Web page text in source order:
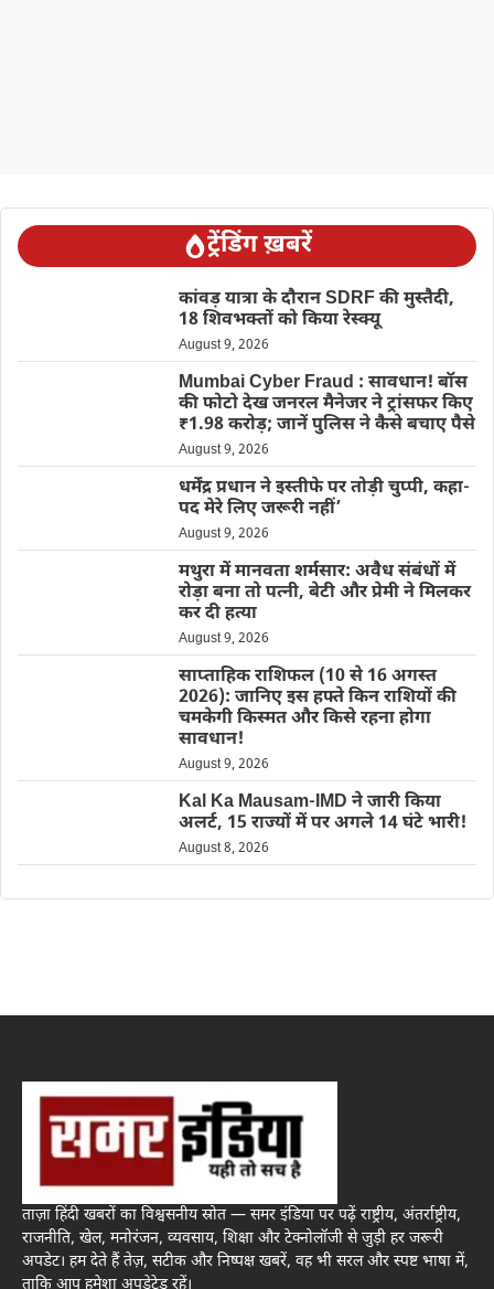
ट्रेंडिंग ख़बरें
कांवड़ यात्रा के दौरान SDRF की मुस्तैदी,
18 शिवभक्तों को किया रेस्क्यू
August 9, 2026
Mumbai Cyber Fraud : सावधान! बॉस
की फोटो देख जनरल मैनेजर ने ट्रांसफर किए
₹1.98 करोड़; जानें पुलिस ने कैसे बचाए पैसे
August 9, 2026
धर्मेंद्र प्रधान ने इस्तीफे पर तोड़ी चुप्पी, कहा-
पद मेरे लिए जरूरी नहीं’
August 9, 2026
मथुरा में मानवता शर्मसार: अवैध संबंधों में
रोड़ा बना तो पत्नी, बेटी और प्रेमी ने मिलकर
कर दी हत्या
August 9, 2026
साप्ताहिक राशिफल (10 से 16 अगस्त
2026): जानिए इस हफ्ते किन राशियों की
चमकेगी किस्मत और किसे रहना होगा
सावधान!
August 9, 2026
Kal Ka Mausam-IMD ने जारी किया
अलर्ट, 15 राज्यों में पर अगले 14 घंटे भारी!
August 8, 2026
ताज़ा हिंदी खबरों का विश्वसनीय स्रोत — समर इंडिया पर पढ़ें राष्ट्रीय, अंतर्राष्ट्रीय,
राजनीति, खेल, मनोरंजन, व्यवसाय, शिक्षा और टेक्नोलॉजी से जुड़ी हर जरूरी
अपडेट। हम देते हैं तेज़, सटीक और निष्पक्ष खबरें, वह भी सरल और स्पष्ट भाषा में,
ताकि आप हमेशा अपडेटेड रहें।